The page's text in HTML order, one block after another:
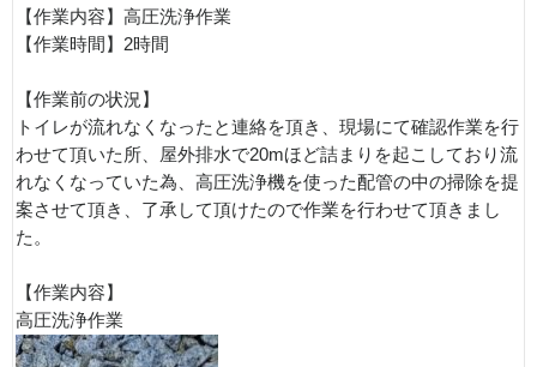
【作業内容】高圧洗浄作業
【作業時間】2時間
【作業前の状況】
トイレが流れなくなったと連絡を頂き、現場にて確認作業を行
わせて頂いた所、屋外排水で20mほど詰まりを起こしており流
れなくなっていた為、高圧洗浄機を使った配管の中の掃除を提
案させて頂き、了承して頂けたので作業を行わせて頂きまし
た。
【作業内容】
高圧洗浄作業